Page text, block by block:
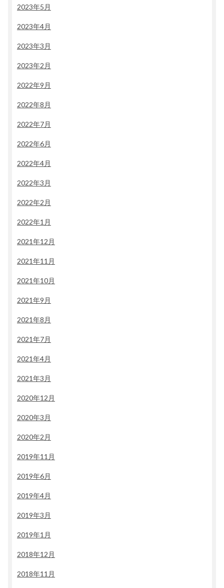
2023年5月
2023年4月
2023年3月
2023年2月
2022年9月
2022年8月
2022年7月
2022年6月
2022年4月
2022年3月
2022年2月
2022年1月
2021年12月
2021年11月
2021年10月
2021年9月
2021年8月
2021年7月
2021年4月
2021年3月
2020年12月
2020年3月
2020年2月
2019年11月
2019年6月
2019年4月
2019年3月
2019年1月
2018年12月
2018年11月